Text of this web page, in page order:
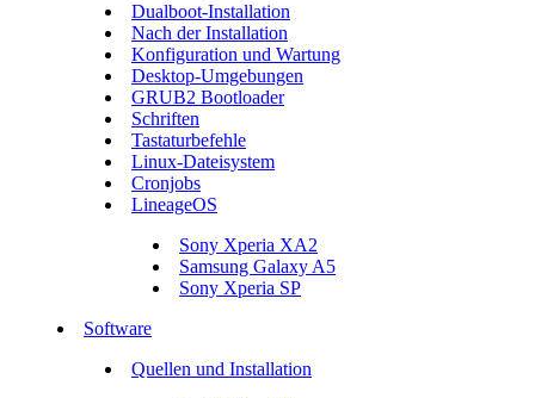
Dualboot-Installation
Nach der Installation
Konfiguration und Wartung
Desktop-Umgebungen
GRUB2 Bootloader
Schriften
Tastaturbefehle
Linux-Dateisystem
Cronjobs
LineageOS
Sony Xperia XA2
Samsung Galaxy A5
Sony Xperia SP
Software
Quellen und Installation